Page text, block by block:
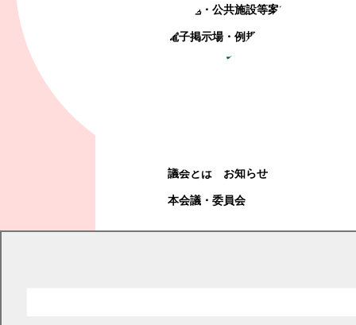
観光地・公共施設等案内
電子掲示場・例規集
議会とは
お知らせ
本会議・委員会